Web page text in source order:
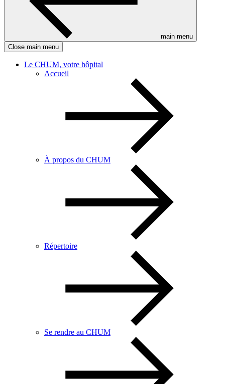
main menu
Close main menu
Le CHUM, votre hôpital
Accueil
À propos du CHUM
Répertoire
Se rendre au CHUM